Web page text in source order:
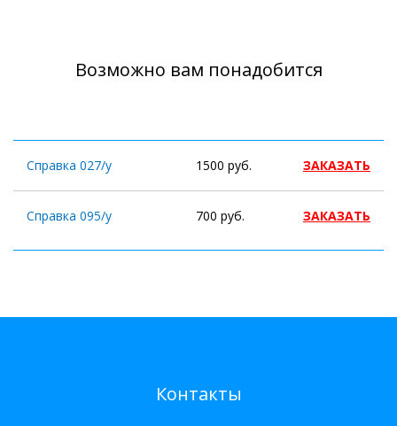
Возможно вам понадобится
Справка 027/у 1500 руб. ЗАКАЗАТЬ
Справка 095/у 700 руб. ЗАКАЗАТЬ
Контакты